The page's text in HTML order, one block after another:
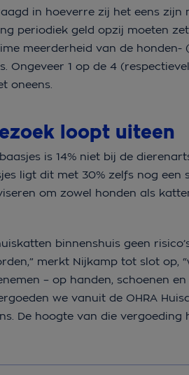
in hoeverre zij het eens zijn
periodiek geld opzij moeten
meerderheid van de honden-
Ongeveer 1 op de 4
oneens.
loopt uiteen
is 14% niet bij de
ligt dit met 30% zelfs nog een
om zowel honden als
binnenshuis geen
merkt Nijkamp tot slot op,
– op handen, schoenen en
we vanuit de OHRA
De hoogte van die vergoeding